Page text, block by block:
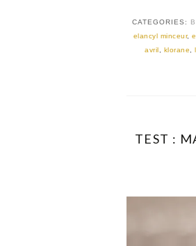
CATEGORIES:
elancyl minceur,
avril
klorane ,
TEST :